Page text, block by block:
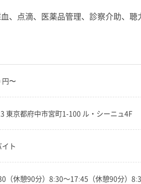
、点滴、医薬品管理、診察介助、聴
円〜
東京都府中市宮町1-100 ル・シーニュ4F
ト
（休憩90分）8:30～17:45（休憩90分）